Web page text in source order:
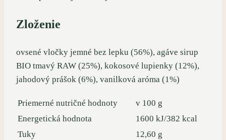
Zloženie
ovsené vločky jemné bez lepku (56%), agáve sirup
BIO tmavý RAW (25%), kokosové lupienky (12%),
jahodový prášok (6%), vanilková aróma (1%)
Priemerné nutričné hodnoty
v 100 g
Energetická hodnota
1600 kJ/382 kcal
Tuky
12,60 g